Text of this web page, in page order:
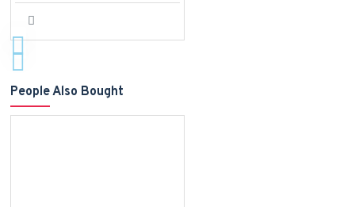
People Also Bought